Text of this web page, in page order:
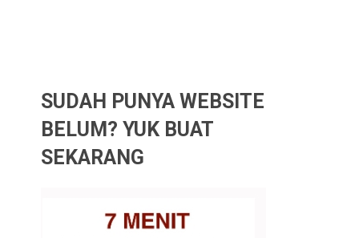
SUDAH PUNYA WEBSITE
BELUM? YUK BUAT
SEKARANG